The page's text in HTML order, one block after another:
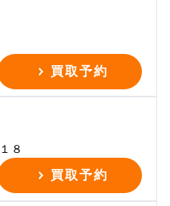
買取予約
８
買取予約